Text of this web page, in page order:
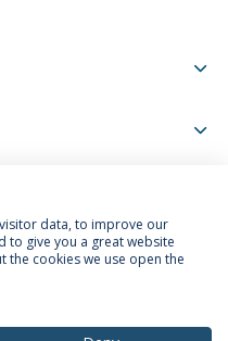
data, to improve our
to give you a great website
cookies we use open the